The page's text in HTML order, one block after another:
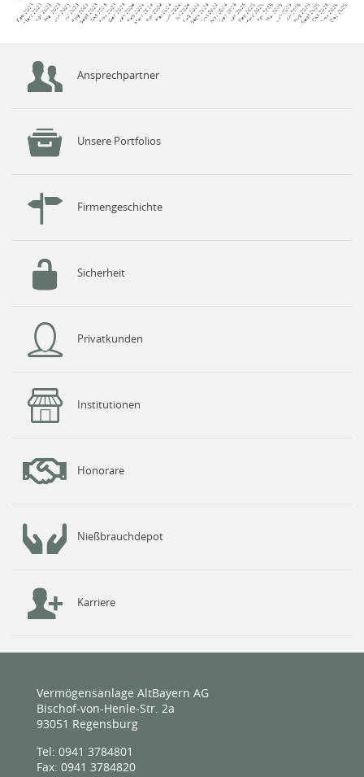
Ansprechpartner
Unsere Portfolios
Firmengeschichte
Sicherheit
Privatkunden
Institutionen
Honorare
Nießbrauchdepot
Karriere
Vermögensanlage AltBayern AG
Bischof-von-Henle-Str. 2a
93051 Regensburg
Tel: 0941 3784801
Fax: 0941 3784820